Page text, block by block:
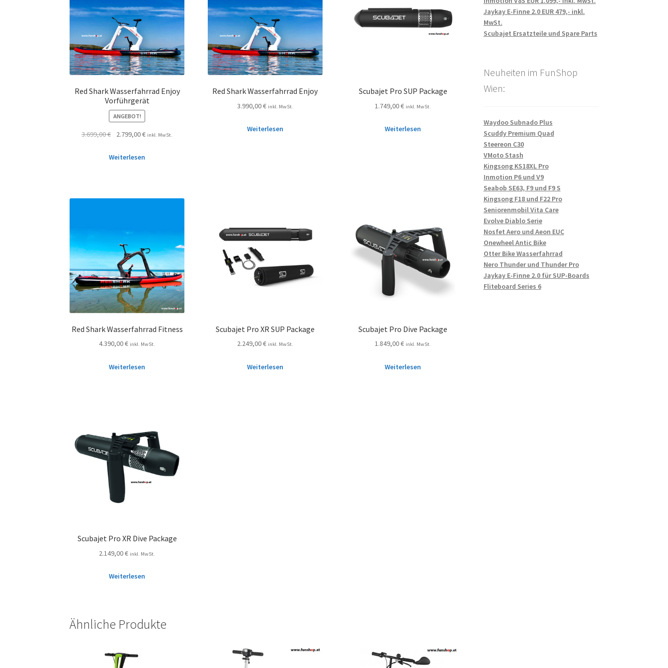
Red Shark Wasserfahrrad Enjoy
Vorführgerät
ANGEBOT!
3.699,00€ 2.799,00€ inkl. MwSt.
Weiterlesen
Red Shark Wasserfahrrad Enjoy
3.990,00€ inkl. MwSt.
Weiterlesen
Scubajet Pro SUP Package
1.749,00€ inkl. MwSt.
Weiterlesen
Red Shark Wasserfahrrad Fitness
4.390,00€ inkl. MwSt.
Weiterlesen
Scubajet Pro XR SUP Package
2.249,00€ inkl. MwSt.
Weiterlesen
Scubajet Pro Dive Package
1.849,00€ inkl. MwSt.
Weiterlesen
Scubajet Pro XR Dive Package
2.149,00€ inkl. MwSt.
Weiterlesen
Ähnliche Produkte
Jaykay E-Finne 2.0 EUR 479,- inkl.
MwSt.
Scubajet Ersatzteile und Spare Parts
Neuheiten im FunShop
Wien:
Waydoo Subnado Plus
Scuddy Premium Quad
Steereon C30
VMoto Stash
Kingsong KS18XL Pro
Inmotion P6 und V9
Seabob SE63, F9 und F9 S
Kingsong F18 und F22 Pro
Seniorenmobil Vita Care
Evolve Diablo Serie
Nosfet Aero und Aeon EUC
Onewheel Antic Bike
Otter Bike Wasserfahrrad
Nero Thunder und Thunder Pro
Jaykay E-Finne 2.0 für SUP-Boards
Fliteboard Series 6